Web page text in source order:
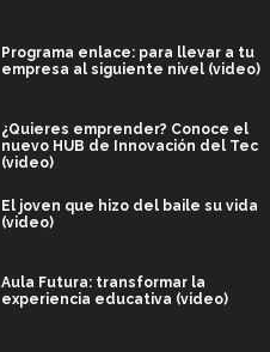
Programa enlace: para llevar a tu
empresa al siguiente nivel (video)
¿Quieres emprender? Conoce el
nuevo HUB de Innovación del Tec
(video)
El joven que hizo del baile su vida
(video)
Aula Futura: transformar la
experiencia educativa (video)